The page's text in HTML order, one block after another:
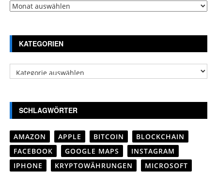
Archiv
KATEGORIEN
Kategorien
SCHLAGWÖRTER
AMAZON APPLE BITCOIN
BLOCKCHAIN
FACEBOOK
GOOGLE MAPS
INSTAGRAM
IPHONE
KRYPTOWÄHRUNGEN
MICROSOFT